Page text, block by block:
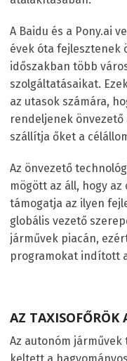
A Baidu és a Pony.ai
évek óta fejlesztenek
időszakban több
szolgáltatásaikat.
az utasok számára,
rendeljenek
szállítja őket a
Az önvezető
mögött az áll, hogy
támogatja az ilyen
globális vezető
járművek piacán,
programokat indított
AZ TAXISOFŐRÖK
Az autonóm
keltett a